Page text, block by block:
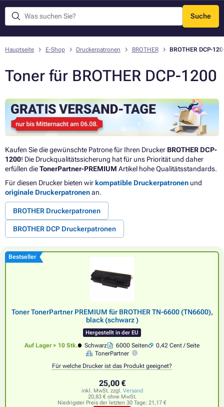
Suche
Menü
Hauptseite E-Shop Druckerpatronen BROTHER BROTHER DCP-
Toner für BROTHER DCP-1200
Kaufen Sie die gewünschte Patrone für Ihren Drucker BROTHER DCP-
1200! Die Druckqualitätssicherung hat für uns Priorität und daher
erfüllen dieTonerPartner-PREMIUM Artikel hohe Qualitätsstandards.
Für diesen Drucker bieten wir kompatible Druckerpatronen und
originale Druckerpatronenan.
BROTHER Druckerpatronen
BROTHER DCP Druckerpatronen
Bestseller
Toner TonerPartner PREMIUM für BROTHER TN-6600 (TN6600),
black (schwarz )
Hergestellt in der EU
Auf Lager > 10 Stk. Schwarz 6000 Seiten
0,42 Cent / Seite
TonerPartner
Für welche Drucker ist das Produkt geeignet?
25,00 €
inkl. MwSt. zzgl. Versand
20,83 € ohne MwSt.
Niedrigster Preis der letzten 30 Tage: 21,17 €